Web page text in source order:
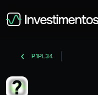
P1PL34